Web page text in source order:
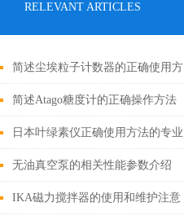
RELEVANT ARTICLES
简述尘埃粒子计数器的正确使用方
法
简述Atago糖度计的正确操作方法
日本叶绿素仪正确使用方法的专业
分享
无油真空泵的相关性能参数介绍
IKA磁力搅拌器的使用和维护注意